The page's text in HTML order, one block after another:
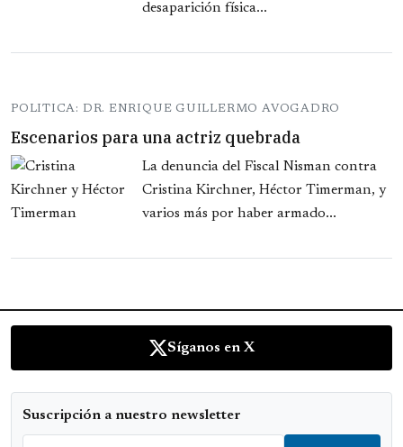
desaparición física...
POLITICA: DR. ENRIQUE GUILLERMO AVOGADRO
Escenarios para una actriz quebrada
La denuncia del Fiscal Nisman contra
Cristina Kirchner, Héctor Timerman, y
varios más por haber armado...
Síganos en X
Suscripción a nuestro newsletter